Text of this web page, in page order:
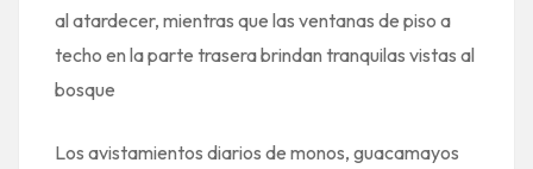
al atardecer, mientras que las ventanas de piso a
techo en la parte trasera brindan tranquilas vistas al
bosque
Los avistamientos diarios de monos, guacamayos